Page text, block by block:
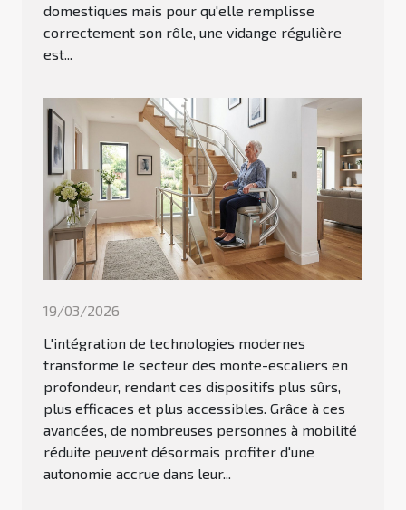
domestiques mais pour qu'elle remplisse
correctement son rôle, une vidange régulière
est...
19/03/2026
L'intégration de technologies modernes
transforme le secteur des monte-escaliers en
profondeur, rendant ces dispositifs plus sûrs,
plus efficaces et plus accessibles. Grâce à ces
avancées, de nombreuses personnes à mobilité
réduite peuvent désormais profiter d'une
autonomie accrue dans leur...